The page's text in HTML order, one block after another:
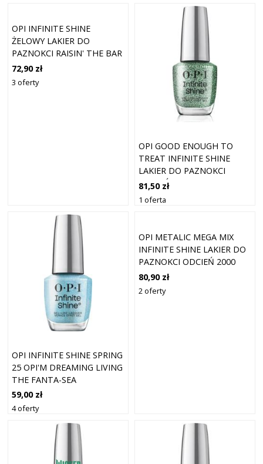
OPI INFINITE SHINE
ŻELOWY LAKIER DO
PAZNOKCI RAISIN' THE BAR
15 ML
72,90 zł
3 oferty
OPI GOOD ENOUGH TO
TREAT INFINITE SHINE
LAKIER DO PAZNOKCI
ODCIEŃ HANG THE
MINTSELL 15 ML
81,50 zł
1 oferta
OPI INFINITE SHINE SPRING
25 OPI'M DREAMING LIVING
THE FANTA-SEA
59,00 zł
4 oferty
OPI METALIC MEGA MIX
INFINITE SHINE LAKIER DO
PAZNOKCI ODCIEŃ 2000
KARATS 15 ML
80,90 zł
2 oferty